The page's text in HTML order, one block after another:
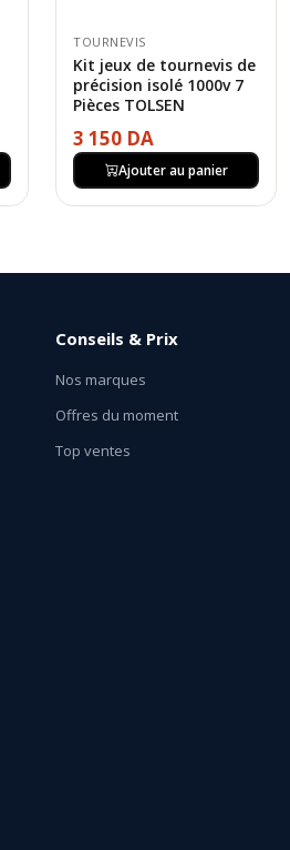
TOURNEVIS
Kit jeux de tournevis de
précision isolé 1000v 7
Pièces TOLSEN
3 150 DA
Ajouter au panier
Conseils & Prix
Nos marques
Offres du moment
Top ventes